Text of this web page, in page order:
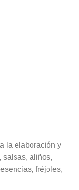
la elaboración y
salsas, aliños,
fréjoles,